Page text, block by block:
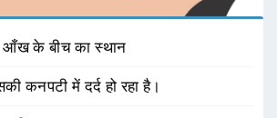
के बीच का स्थान
कनपटी में दर्द हो रहा है।